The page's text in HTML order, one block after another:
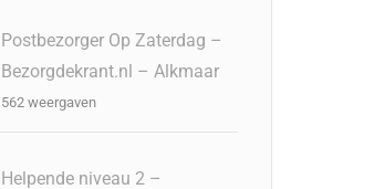
Postbezorger Op Zaterdag –
Bezorgdekrant.nl – Alkmaar
562 weergaven
Helpende niveau 2 –